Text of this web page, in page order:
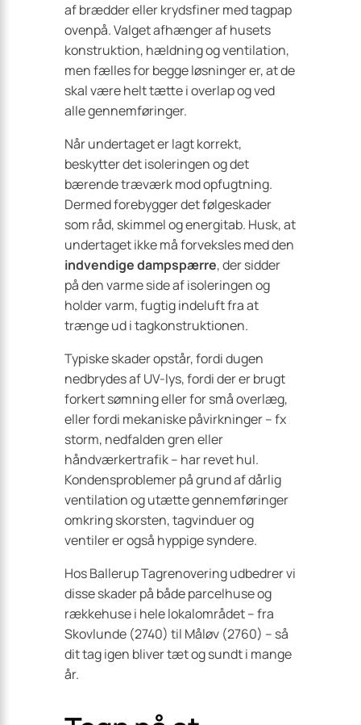
af brædder eller krydsfiner med tagpap
ovenpå. Valget afhænger af husets
konstruktion, hældning og ventilation,
men fælles for begge løsninger er, at de
skal være helt tætte i overlap og ved
alle gennemføringer.
Når undertaget er lagt korrekt,
beskytter det isoleringen og det
bærende træværk mod opfugtning.
Dermed forebygger det følgeskader
som råd, skimmel og energitab. Husk, at
undertaget ikke må forveksles med den
indvendige dampspærre, der sidder
på den varme side af isoleringen og
holder varm, fugtig indeluft fra at
trænge ud i tagkonstruktionen.
Typiske skader opstår, fordi dugen
nedbrydes af UV-lys, fordi der er brugt
forkert sømning eller for små overlæg,
eller fordi mekaniske påvirkninger – fx
storm, nedfalden gren eller
håndværkertrafik – har revet hul.
Kondensproblemer på grund af dårlig
ventilation og utætte gennemføringer
omkring skorsten, tagvinduer og
ventiler er også hyppige syndere.
Hos Ballerup Tagrenovering udbedrer vi
disse skader på både parcelhuse og
rækkehuse i hele lokalområdet – fra
Skovlunde (2740) til Måløv (2760) – så
dit tag igen bliver tæt og sundt i mange
år.